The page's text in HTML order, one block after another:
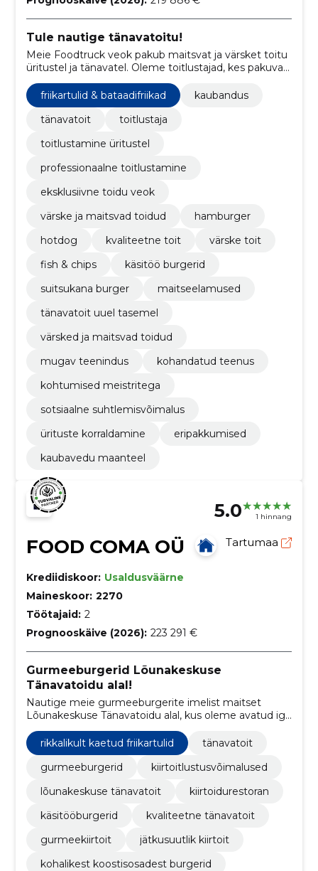
Tule nautige tänavatoitu!
Meie Foodtruck veok pakub maitsvat ja värsket toitu
üritustel ja tänavatel. Oleme toitlustajad, kes pakuvad
parima toidu kogemuse.
friikartulid & bataadifriikad
kaubandus
tänavatoit
toitlustaja
toitlustamine üritustel
professionaalne toitlustamine
eksklusiivne toidu veok
värske ja maitsvad toidud
hamburger
hotdog
kvaliteetne toit
värske toit
fish & chips
käsitöö burgerid
suitsukana burger
maitseelamused
tänavatoit uuel tasemel
värsked ja maitsvad toidud
mugav teenindus
kohandatud teenus
kohtumised meistritega
sotsiaalne suhtlemisvõimalus
ürituste korraldamine
eripakkumised
kaubavedu maanteel
5.0 1 hinnang
FOOD COMA OÜ Tartumaa
Krediidiskoor: Usaldusväärne
Maineskoor: 2270
Töötajaid: 2
Prognooskäive (2026): 223 291 €
Gurmeeburgerid Lõunakeskuse
Tänavatoidu alal!
Nautige meie gurmeeburgerite imelist maitset
Lõunakeskuse Tänavatoidu alal, kus oleme avatud iga
päev kell 10-21. Lisaks leiate meid ka Barclay platsilt,
kus saate meie maitsvaid burgereid nautida
pühapäevast neljapäevani kell 16-00 ja reedeti ning
laupäeviti kella 19-04.
rikkalikult kaetud friikartulid
tänavatoit
gurmeeburgerid
kiirtoitlustusvõimalused
lõunakeskuse tänavatoit
kiirtoidurestoran
käsitööburgerid
kvaliteetne tänavatoit
gurmeekiirtoit
jätkusuutlik kiirtoit
kohalikest koostisosadest burgerid